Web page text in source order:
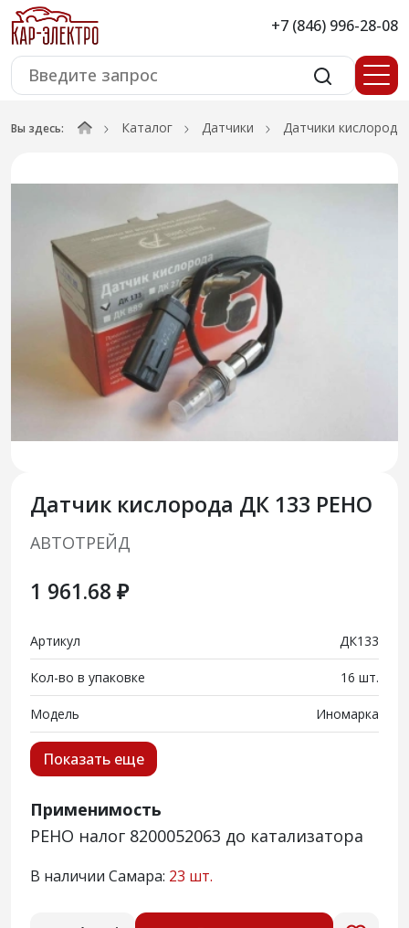
+7 (846) 996-28-08
Вы здесь: Каталог Датчики Датчики кислорода
Датчик кислорода ДК 133 РЕНО
АВТОТРЕЙД
1 961.68 ₽
Артикул ДК133
Кол-во в упаковке 16 шт.
Модель Иномарка
Показать еще
Применимость
РЕНО налог 8200052063 до катализатора
В наличии Самара: 23 шт.